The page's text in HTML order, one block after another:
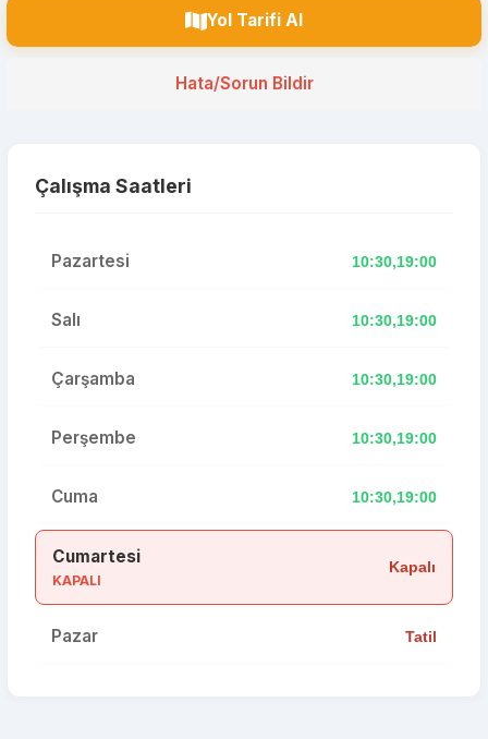
Yol Tarifi Al
Hata/Sorun Bildir
Çalışma Saatleri
Pazartesi 10:30,19:00
Salı 10:30,19:00
Çarşamba 10:30,19:00
Perşembe 10:30,19:00
Cuma 10:30,19:00
Cumartesi
KAPALI
Kapalı
Pazar Tatil